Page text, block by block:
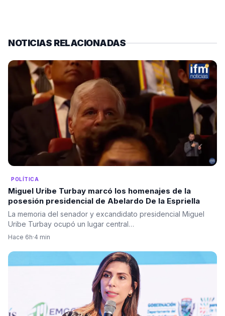
NOTICIAS RELACIONADAS
POLÍTICA
Miguel Uribe Turbay marcó los homenajes de la
posesión presidencial de Abelardo De la Espriella
La memoria del senador y excandidato presidencial Miguel
Uribe Turbay ocupó un lugar central…
Hace 6h·4 min